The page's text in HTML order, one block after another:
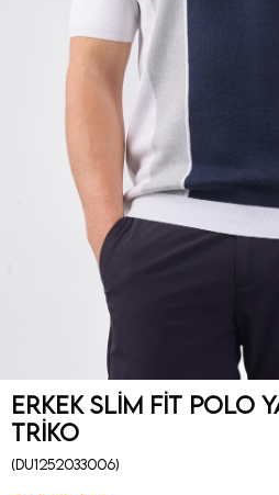
Erkek Slim Fit Polo
Triko
(DU1252033006)